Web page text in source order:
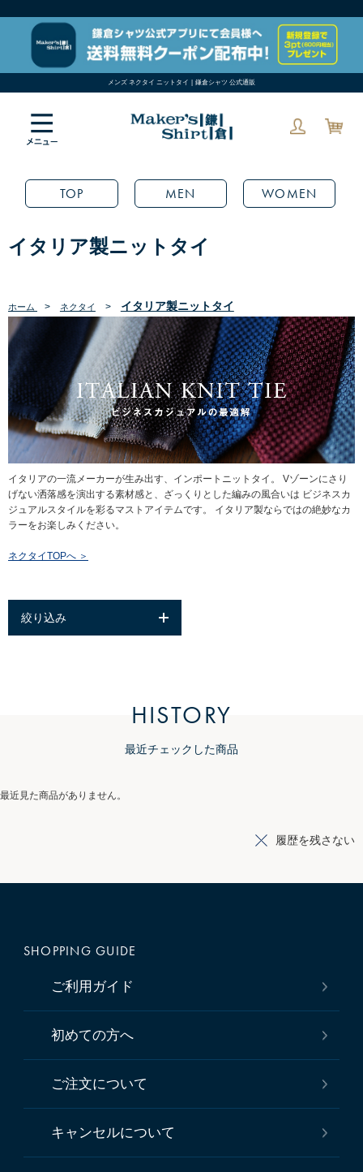
メンズ ネクタイ ニットタイ | 鎌倉シャツ 公式通販
TOP MEN WOMEN
イタリア製ニットタイ
ホーム > ネクタイ > イタリア製ニットタイ
イタリアの一流メーカーが生み出す、インポートニットタイ。 Vゾーンにさり
げない洒落感を演出する素材感と、ざっくりとした編みの風合いは ビジネスカ
ジュアルスタイルを彩るマストアイテムです。 イタリア製ならではの絶妙なカ
ラーをお楽しみください。
ネクタイTOPへ ＞
絞り込み
HISTORY
最近チェックした商品
最近見た商品がありません。
履歴を残さない
SHOPPING GUIDE
ご利用ガイド
初めての方へ
ご注文について
キャンセルについて